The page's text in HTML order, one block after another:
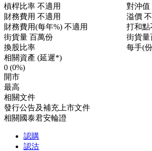
槓桿比率 不適用 對沖值
財務費用 不適用 溢價
財務費用(每年%) 不適用 打和點
街貨量 百萬份 街貨量
換股比率
每手(
相關資產 (延遲*)
0 (0%)
開市
最高
相關文件
發行公告及補充上市文件
相關國泰君安輪證
認購
認沽